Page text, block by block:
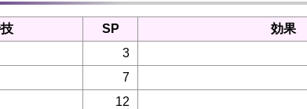
SP
効果
3
7
12